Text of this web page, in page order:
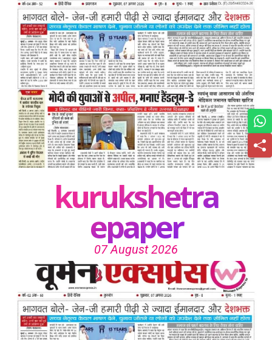
kurukshetra
epaper
07 August 2026